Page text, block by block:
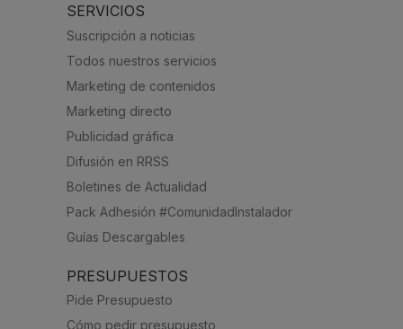
SERVICIOS
Suscripción a noticias
Todos nuestros servicios
Marketing de contenidos
Marketing directo
Publicidad gráfica
Difusión en RRSS
Boletines de Actualidad
Pack Adhesión #ComunidadInstalador
Guías Descargables
PRESUPUESTOS
Pide Presupuesto
Cómo pedir presupuesto